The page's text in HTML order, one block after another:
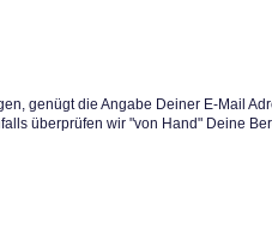
genügt die Angabe Deiner E-Mail
überprüfen wir "von Hand" Deine